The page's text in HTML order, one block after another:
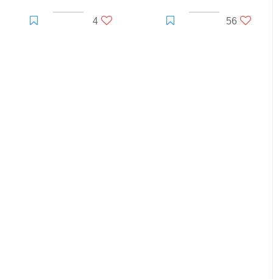
56
4